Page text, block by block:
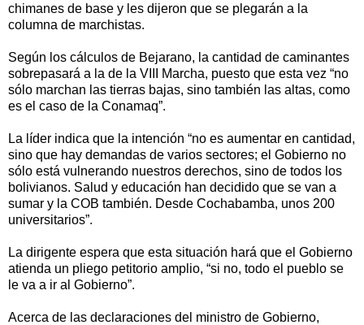
chimanes de base y les dijeron que se plegarán a la
columna de marchistas.
Según los cálculos de Bejarano, la cantidad de caminantes
sobrepasará a la de la VIII Marcha, puesto que esta vez “no
sólo marchan las tierras bajas, sino también las altas, como
es el caso de la Conamaq”.
La líder indica que la intención “no es aumentar en cantidad,
sino que hay demandas de varios sectores; el Gobierno no
sólo está vulnerando nuestros derechos, sino de todos los
bolivianos. Salud y educación han decidido que se van a
sumar y la COB también. Desde Cochabamba, unos 200
universitarios”.
La dirigente espera que esta situación hará que el Gobierno
atienda un pliego petitorio amplio, “si no, todo el pueblo se
le va a ir al Gobierno”.
Acerca de las declaraciones del ministro de Gobierno,